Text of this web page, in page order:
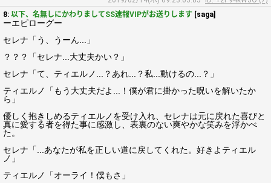
8: 以下、名無しにかわりましてSS速報VIPがお送りします [saga]
ーエピローグー
セレナ「う、うーん...」
？？？「セレナ...大丈夫かい？」
セレナ「て、ティエルノ...？あれ...？私...動けるの...？」
ティエルノ「もう大丈夫だよ...！僕が君に掛かった呪いを解いたか
ら」
優しく抱きしめるティエルノを受け入れ、セレナは元に戻れた喜びと
真に愛する者を得た事に感激し、表裏のない爽やかな笑みを浮かべ
た。
セレナ「...あなたが私を正しい道に戻してくれた。好きよティエル
ノ」
ティエルノ「オーライ！僕もさ」